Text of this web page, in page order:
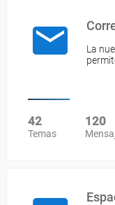
La
42
Temas
120